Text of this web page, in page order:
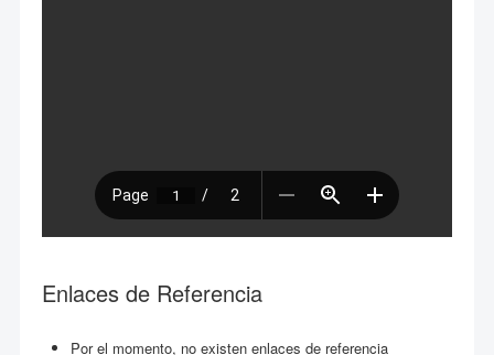
Enlaces de Referencia
Por el momento, no existen enlaces de referencia